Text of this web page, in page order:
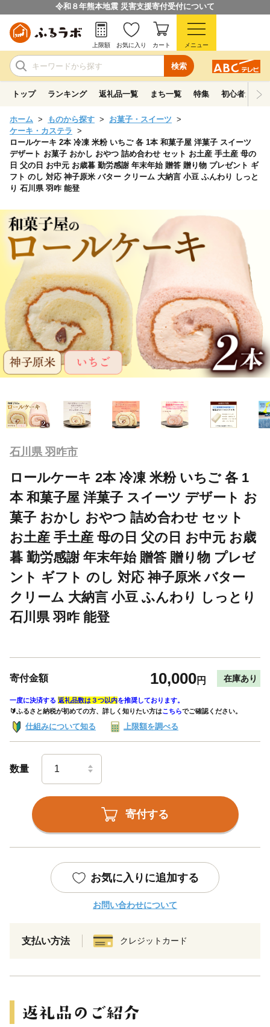
令和８年熊本地震 災害支援寄付受付について
検索
上限額 お気に入り カート メニュー
トップ ランキング 返礼品一覧 まち一覧 特集 初心者ガイド
ホーム ものから探す
お菓子・スイーツ
ケーキ・カステラ
ロールケーキ 2本 冷凍 米粉 いちご 各 1本 和菓子屋 洋菓子 スイーツ
デザート お菓子 おかし おやつ 詰め合わせ セット お土産 手土産 母の
日 父の日 お中元 お歳暮 勤労感謝 年末年始 贈答 贈り物 プレゼント ギ
フト のし 対応 神子原米 バター クリーム 大納言 小豆 ふんわり しっと
り 石川県 羽咋 能登
石川県 羽咋市
ロールケーキ 2本 冷凍 米粉 いちご 各 1
本 和菓子屋 洋菓子 スイーツ デザート お
菓子 おかし おやつ 詰め合わせ セット
お土産 手土産 母の日 父の日 お中元 お歳
暮 勤労感謝 年末年始 贈答 贈り物 プレゼ
ント ギフト のし 対応 神子原米 バター
クリーム 大納言 小豆 ふんわり しっとり
石川県 羽咋 能登
寄付金額 10,000円 在庫あり
一度に決済する 返礼品数は３つ以内を推奨しております。
🔰ふるさと納税が初めての方、詳しく知りたい方はこちらでご確認ください。
仕組みについて知る 上限額を調べる
数量
寄付する
お気に入りに追加する
お問い合わせについて
支払い方法 クレジットカード